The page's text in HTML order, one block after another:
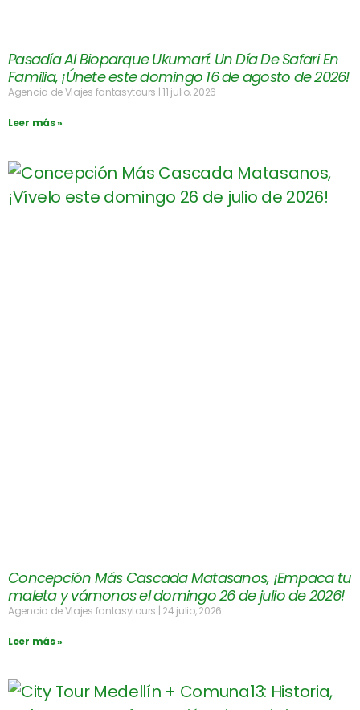
Pasadía Al Bioparque Ukumarí: Un Día De Safari En
Familia, ¡Únete este domingo 16 de agosto de 2026!
Agencia de Viajes fantasytours 11 julio, 2026
Leer más »
Concepción Más Cascada Matasanos, ¡Empaca tu
maleta y vámonos el domingo 26 de julio de 2026!
Agencia de Viajes fantasytours 24 julio, 2026
Leer más »